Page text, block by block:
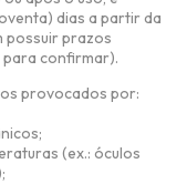
dias a partir da
possuir prazos
para confirmar).
provocados por:
(ex.: óculos